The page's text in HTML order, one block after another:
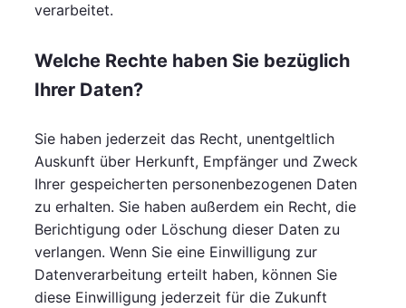
verarbeitet.
Welche Rechte haben Sie bezüglich
Ihrer Daten?
Sie haben jederzeit das Recht, unentgeltlich
Auskunft über Herkunft, Empfänger und Zweck
Ihrer gespeicherten personenbezogenen Daten
zu erhalten. Sie haben außerdem ein Recht, die
Berichtigung oder Löschung dieser Daten zu
verlangen. Wenn Sie eine Einwilligung zur
Datenverarbeitung erteilt haben, können Sie
diese Einwilligung jederzeit für die Zukunft